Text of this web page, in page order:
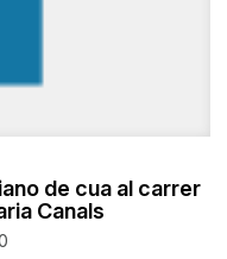
de cua al carrer
Canals